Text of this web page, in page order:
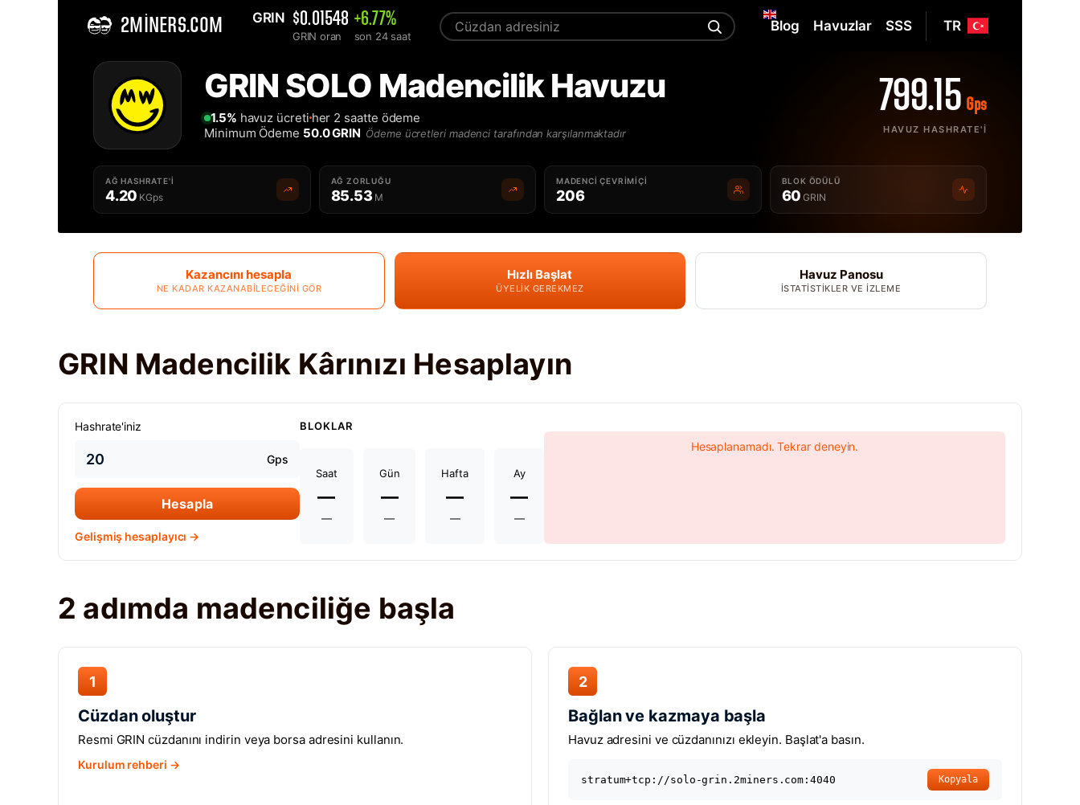
2MINERS.COM GRIN $0.01548
GRIN oran
+6.77%
son 24 saat
TR
Blog Havuzlar SSS
Solo GRIN Madencilik Havuzu - 2MinersGRIN SOLO Madencilik Havuzu
1.5% havuz ücretiher 2 saatte ödeme
Minimum Ödeme 50.0 GRIN Ödeme ücretleri madenci tarafından karşılanmaktadır
799.15 Gps
HAVUZ HASHRATE'I
AĞ HASHRATE'I
4.20 KGps
AĞ ZORLUĞU
85.53 M
MADENCI ÇEVRIMIÇI
206
BLOK ÖDÜLÜ
60 GRIN
Kazancını hesapla
NE KADAR KAZANABILECEĞINI GÖR
Hızlı Başlat
ÜYELIK GEREKMEZ
Havuz Panosu
İSTATISTIKLER VE IZLEME
GRIN Madencilik Kârınızı Hesaplayın
Hashrate'iniz
Gps
Hesapla
Gelişmiş hesaplayıcı →
BLOKLAR
Saat
—
—
Gün
—
—
Hafta
—
—
Ay
—
—
Hesaplanamadı. Tekrar deneyin.
2 adımda madenciliğe başla
1
Cüzdan oluştur
Resmi GRIN cüzdanını indirin veya borsa adresini kullanın.
Kurulum rehberi →
2
Bağlan ve kazmaya başla
Havuz adresini ve cüzdanınızı ekleyin. Başlat'a basın.
stratum+tcp://solo-grin.2miners.com:4040 Kopyala